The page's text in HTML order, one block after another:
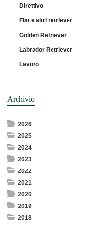
Direttivo
Flat e altri retriever
Golden Retriever
Labrador Retriever
Lavoro
Archivio
2026
2025
2024
2023
2022
2021
2020
2019
2018